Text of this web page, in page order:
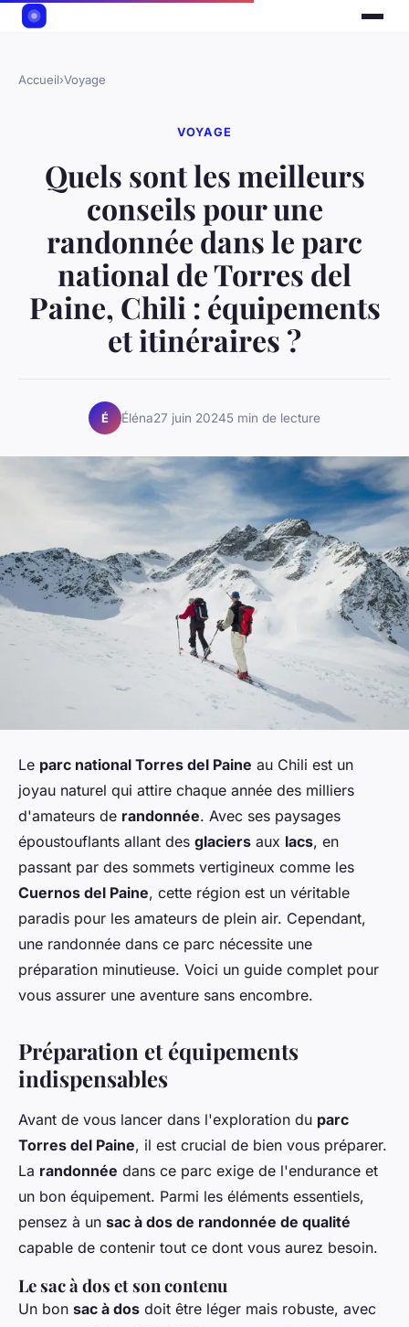
Accueil›Voyage
VOYAGE
Quels sont les meilleurs
conseils pour une
randonnée dans le parc
national de Torres del
Paine, Chili : équipements
et itinéraires ?
É Éléna27 juin 20245 min de lecture
Le parc national Torres del Paine au Chili est un
joyau naturel qui attire chaque année des milliers
d'amateurs de randonnée. Avec ses paysages
époustouflants allant des glaciers aux lacs, en
passant par des sommets vertigineux comme les
Cuernos del Paine, cette région est un véritable
paradis pour les amateurs de plein air. Cependant,
une randonnée dans ce parc nécessite une
préparation minutieuse. Voici un guide complet pour
vous assurer une aventure sans encombre.
Préparation et équipements
indispensables
Avant de vous lancer dans l'exploration du parc
Torres del Paine, il est crucial de bien vous préparer.
La randonnée dans ce parc exige de l'endurance et
un bon équipement. Parmi les éléments essentiels,
pensez à un sac à dos de randonnée de qualité
capable de contenir tout ce dont vous aurez besoin.
Le sac à dos et son contenu
Un bon sac à dos doit être léger mais robuste, avec